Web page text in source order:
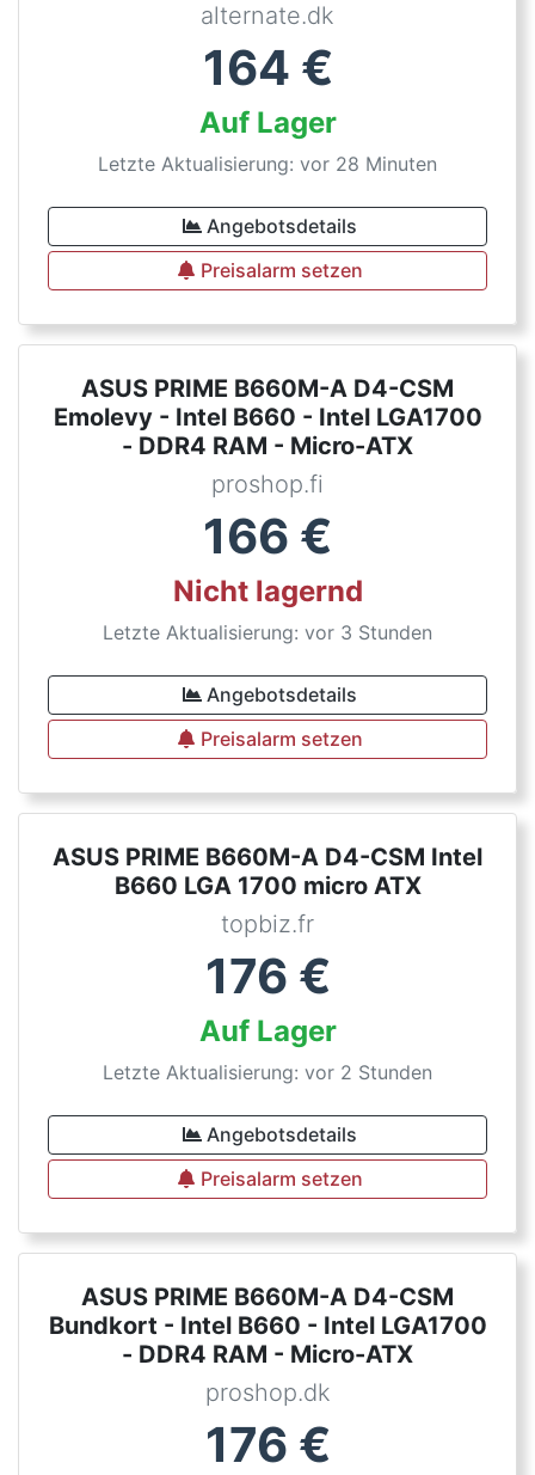
alternate.dk
164 €
Auf Lager
Letzte Aktualisierung: vor 28 Minuten
Angebotsdetails
Preisalarm setzen
ASUS PRIME B660M-A D4-CSM
Emolevy - Intel B660 - Intel LGA1700
- DDR4 RAM - Micro-ATX
proshop.fi
166 €
Nicht lagernd
Letzte Aktualisierung: vor 3 Stunden
Angebotsdetails
Preisalarm setzen
ASUS PRIME B660M-A D4-CSM Intel
B660 LGA 1700 micro ATX
topbiz.fr
176 €
Auf Lager
Letzte Aktualisierung: vor 2 Stunden
Angebotsdetails
Preisalarm setzen
ASUS PRIME B660M-A D4-CSM
Bundkort - Intel B660 - Intel LGA1700
- DDR4 RAM - Micro-ATX
proshop.dk
176 €